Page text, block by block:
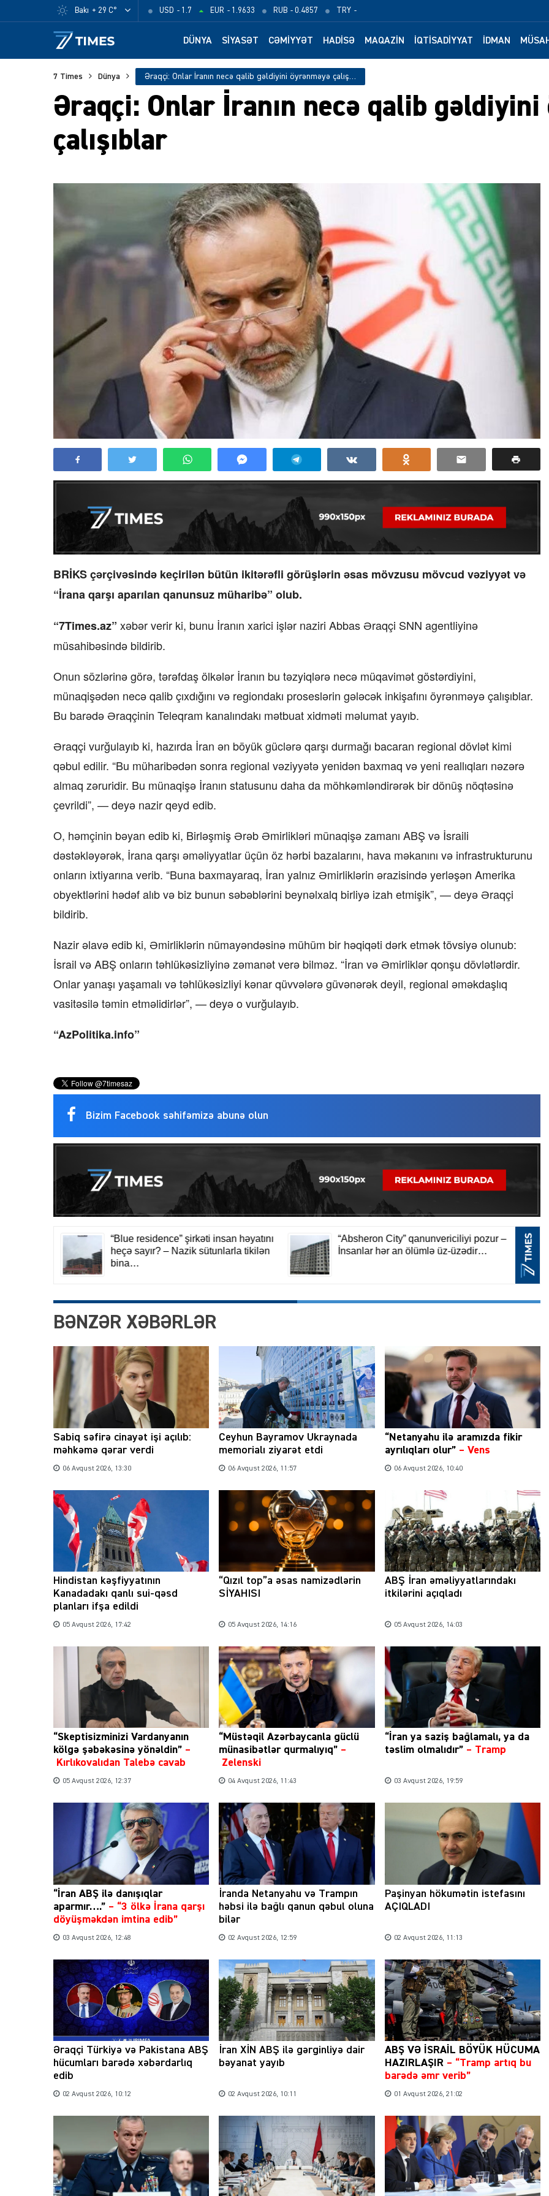
Bakı + 29 C° USD - 1.7 EUR - 1.9633 RUB - 0.4857 TRY -
DÜNYA SIYASƏT CƏMIYYƏT HADISƏ MAQAZIN İQTISADIYYAT İDMAN
7 Times Dünya Əraqçi: Onlar İranın necə qalib gəldiyini öyrənməyə çalışıblar
Əraqçi: Onlar İranın necə qalib gəldiyini
çalışıblar
BRİKS çərçivəsində keçirilən bütün ikitərəfli görüşlərin əsas mövzusu mövcud vəziyyət və
“İrana qarşı aparılan qanunsuz müharibə” olub.
“7Times.az” xəbər verir ki, bunu İranın xarici işlər naziri Abbas Əraqçi SNN agentliyinə
müsahibəsində bildirib.
Onun sözlərinə görə, tərəfdaş ölkələr İranın bu təzyiqlərə necə müqavimət göstərdiyini,
münaqişədən necə qalib çıxdığını və regiondakı proseslərin gələcək inkişafını öyrənməyə çalışıblar.
Bu barədə Əraqçinin Teleqram kanalındakı mətbuat xidməti məlumat yayıb.
Əraqçi vurğulayıb ki, hazırda İran ən böyük güclərə qarşı durmağı bacaran regional dövlət kimi
qəbul edilir. “Bu müharibədən sonra regional vəziyyətə yenidən baxmaq və yeni reallıqları nəzərə
almaq zəruridir. Bu münaqişə İranın statusunu daha da möhkəmləndirərək bir dönüş nöqtəsinə
çevrildi”, — deyə nazir qeyd edib.
O, həmçinin bəyan edib ki, Birləşmiş Ərəb Əmirlikləri münaqişə zamanı ABŞ və İsraili
dəstəkləyərək, İrana qarşı əməliyyatlar üçün öz hərbi bazalarını, hava məkanını və infrastrukturunu
onların ixtiyarına verib. “Buna baxmayaraq, İran yalnız Əmirliklərin ərazisində yerləşən Amerika
obyektlərini hədəf alıb və biz bunun səbəblərini beynəlxalq birliyə izah etmişik”, — deyə Əraqçi
bildirib.
Nazir əlavə edib ki, Əmirliklərin nümayəndəsinə mühüm bir həqiqəti dərk etmək tövsiyə olunub:
İsrail və ABŞ onların təhlükəsizliyinə zəmanət verə bilməz. “İran və Əmirliklər qonşu dövlətlərdir.
Onlar yanaşı yaşamalı və təhlükəsizliyi kənar qüvvələrə güvənərək deyil, regional əməkdaşlıq
vasitəsilə təmin etməlidirlər”, — deyə o vurğulayıb.
“AzPolitika.info”
Bizim Facebook səhifəmizə abunə olun
BƏNZƏR XƏBƏRLƏR
Sabiq səfirə cinayət işi açılıb:
məhkəmə qərar verdi
06 Avqust 2026, 13:30
Ceyhun Bayramov Ukraynada
memorialı ziyarət etdi
06 Avqust 2026, 11:57
“Netanyahu ilə aramızda fikir
ayrılıqları olur” – Vens
06 Avqust 2026, 10:40
Hindistan kəşfiyyatının
Kanadadakı qanlı sui-qəsd
planları ifşa edildi
05 Avqust 2026, 17:42
“Qızıl top”a əsas namizədlərin
SİYAHISI
05 Avqust 2026, 14:16
ABŞ İran əməliyyatlarındakı
itkilərini açıqladı
05 Avqust 2026, 14:03
“Skeptisizminizi Vardanyanın
kölgə şəbəkəsinə yönəldin” –
Kırlıkovalıdan Talebə cavab
05 Avqust 2026, 12:37
“Müstəqil Azərbaycanla güclü
münasibətlər qurmalıyıq” –
Zelenski
04 Avqust 2026, 11:43
“İran ya saziş bağlamalı, ya da
təslim olmalıdır”– Tramp
03 Avqust 2026, 19:59
“İran ABŞ ilə danışıqlar
aparmır….” – “3 ölkə İrana qarşı
döyüşməkdən imtina edib”
03 Avqust 2026, 12:48
İranda Netanyahu və Trampın
həbsi ilə bağlı qanun qəbul oluna
bilər
02 Avqust 2026, 12:59
Paşinyan hökumətin istefasını
AÇIQLADI
02 Avqust 2026, 11:13
Əraqçi Türkiyə və Pakistana ABŞ
hücumları barədə xəbərdarlıq
edib
02 Avqust 2026, 10:12
İran XİN ABŞ ilə gərginliyə dair
bəyanat yayıb
02 Avqust 2026, 10:11
ABŞ VƏ İSRAİL BÖYÜK HÜCUMA
HAZIRLAŞIR – “Tramp artıq bu
barədə əmr verib”
01 Avqust 2026, 21:02
Şəhərsalma ili və qanunsuz tikintilər:
nəzarət mexanizmi haradadır?
01 İyun 2026, 11:28